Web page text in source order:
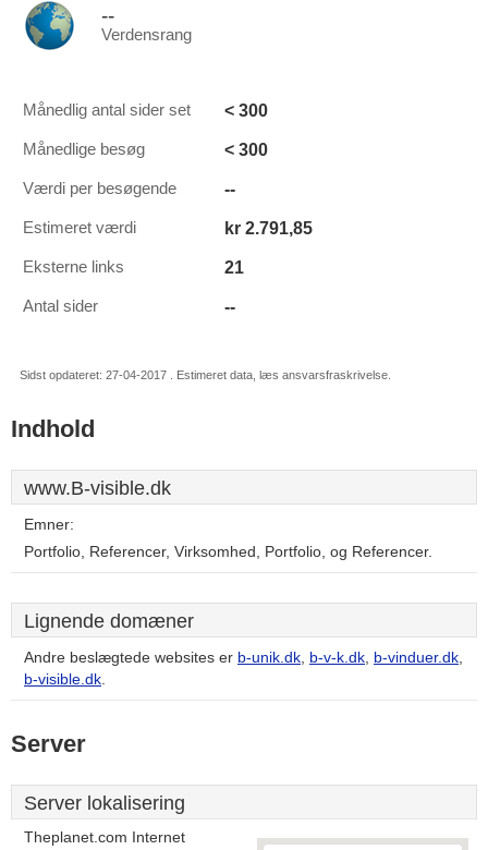
--
Verdensrang
Månedlig antal sider set < 300
Månedlige besøg < 300
Værdi per besøgende --
Estimeret værdi kr 2.791,85
Eksterne links 21
Antal sider --
Sidst opdateret: 27-04-2017 . Estimeret data, læs ansvarsfraskrivelse.
Indhold
www.B-visible.dk
Emner:
Portfolio, Referencer, Virksomhed, Portfolio, og Referencer.
Lignende domæner
Andre beslægtede websites er b-unik.dk, b-v-k.dk, b-vinduer.dk,
b-visible.dk.
Server
Server lokalisering
Theplanet.com Internet